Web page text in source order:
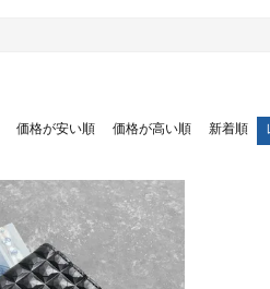
価格が安い順 価格が高い順 新着順